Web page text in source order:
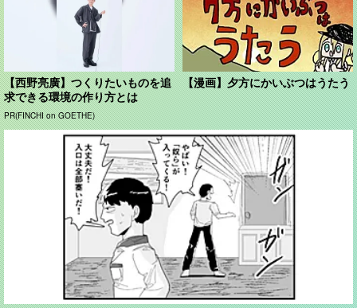
【西野亮廣】つくりたいものを追
求できる環境の作り方とは
PR(FINCHI on GOETHE)
【漫画】夕方にかいぶつはうたう